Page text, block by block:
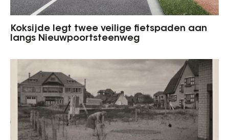
Koksijde legt twee veilige fietspaden aan
langs Nieuwpoortsteenweg